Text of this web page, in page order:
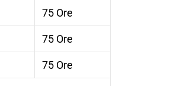
75 Ore
75 Ore
75 Ore